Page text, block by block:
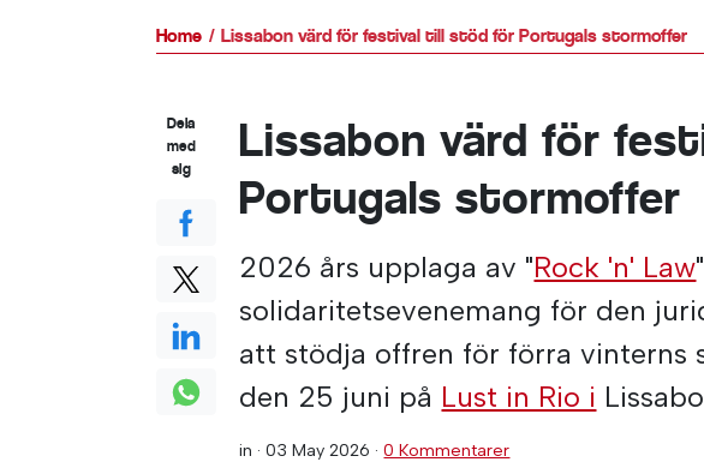
Home Lissabon värd för festival till stöd för Portugals stormoffer
Lissabon värd för
Portugals stormoffer
2026 års upplaga av "Rock 'n' Law
solidaritetsevenemang för den
att stödja offren för förra vinterns
den 25 juni på Lust in Rio i
in ·03 May 2026 ·0 Kommentarer
Dela
med
sig